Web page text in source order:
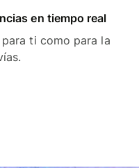
en tiempo real
ti como para la